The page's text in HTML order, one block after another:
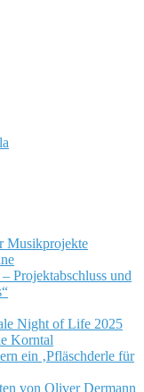
Musikprojekte
Projektabschluss und
Night of Life 2025
Korntal
ein ‚Pfläschderle für
von Oliver Dermann